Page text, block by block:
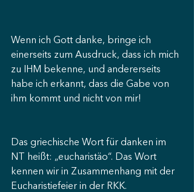
Wenn ich Gott danke, bringe ich
einerseits zum Ausdruck, dass ich mich
zu IHM bekenne, und andererseits
habe ich erkannt, dass die Gabe von
ihm kommt und nicht von mir!
Das griechische Wort für danken im
NT heißt: „eucharistäo“. Das Wort
kennen wir in Zusammenhang mit der
Eucharistiefeier in der RKK.